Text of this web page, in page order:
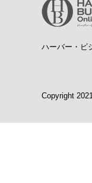
ハーバー・ビ
Copyright